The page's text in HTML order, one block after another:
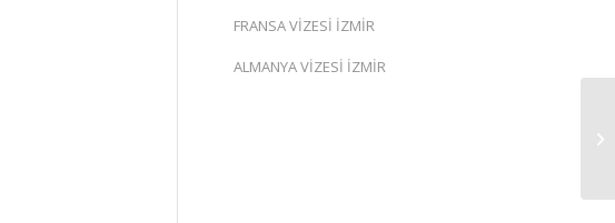
FRANSA VİZESİ İZMİR
ALMANYA VİZESİ İZMİR